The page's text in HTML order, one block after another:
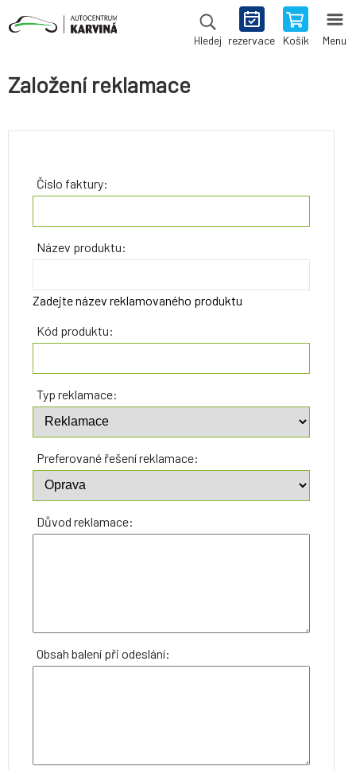
Hledej rezervace Košík Menu
Založení reklamace
Číslo faktury:
Název produktu:
Zadejte název reklamovaného produktu
Kód produktu:
Typ reklamace:
Preferované řešení reklamace:
Důvod reklamace:
Obsah balení při odeslání: